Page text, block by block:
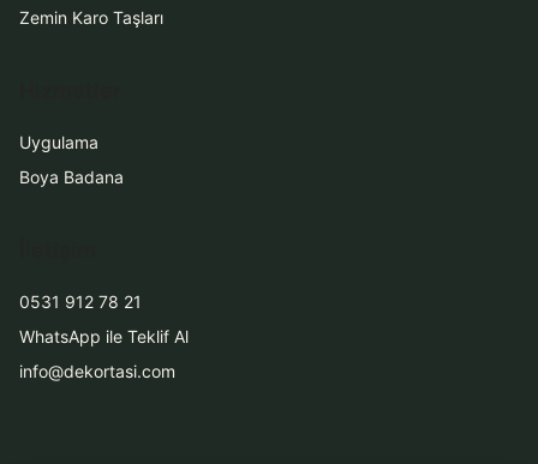
Zemin Karo Taşları
Uygulama
Boya Badana
0531 912 78 21
WhatsApp ile Teklif Al
info@dekortasi.com